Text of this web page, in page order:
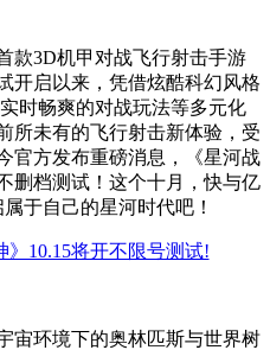
款3D机甲对战飞行射击手游
开启以来，凭借炫酷科幻风格
时畅爽的对战玩法等多元化
所未有的飞行射击新体验，受
官方发布重磅消息，《星河战
删档测试！这个十月，快与亿
于自己的星河时代吧！
宙环境下的奥林匹斯与世界树